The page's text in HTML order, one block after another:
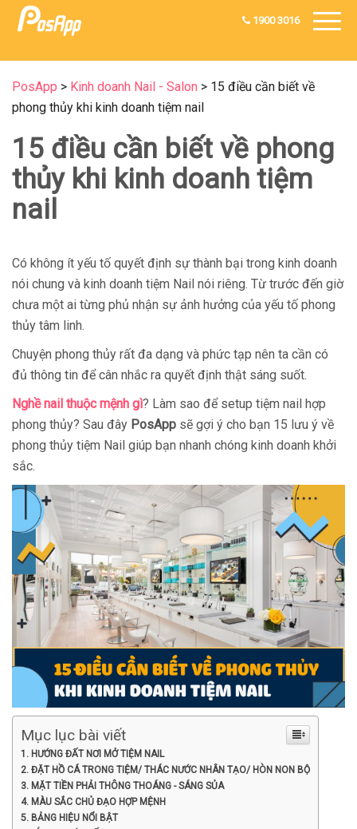
1900 3016
PosApp > Kinh doanh Nail - Salon > 15 điều cần biết về
phong thủy khi kinh doanh tiệm nail
15 điều cần biết về phong
thủy khi kinh doanh tiệm
nail
Có không ít yếu tố quyết định sự thành bại trong kinh doanh
nói chung và kinh doanh tiệm Nail nói riêng. Từ trước đến giờ
chưa một ai từng phủ nhận sự ảnh hưởng của yếu tố phong
thủy tâm linh.
Chuyện phong thủy rất đa dạng và phức tạp nên ta cần có
đủ thông tin để cân nhắc ra quyết định thật sáng suốt.
Nghề nail thuộc mệnh gì? Làm sao để setup tiệm nail hợp
phong thủy? Sau đây PosApp sẽ gợi ý cho bạn 15 lưu ý về
phong thủy tiệm Nail giúp bạn nhanh chóng kinh doanh khởi
sắc.
Mục lục bài viết
1. HƯỚNG ĐẤT NƠI MỞ TIỆM NAIL
2. ĐẶT HỒ CÁ TRONG TIỆM/ THÁC NƯỚC NHÂN TẠO/ HÒN NON BỘ
3. MẶT TIỀN PHẢI THÔNG THOÁNG - SÁNG SỦA
4. MÀU SẮC CHỦ ĐẠO HỢP MỆNH
5. BẢNG HIỆU NỔI BẬT